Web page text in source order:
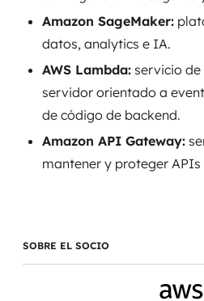
Amazon SageMaker:
datos, analytics e IA.
AWS Lambda: servicio
servidor orientado a
de código de backend.
Amazon API Gateway:
mantener y proteger
SOBRE EL SOCIO